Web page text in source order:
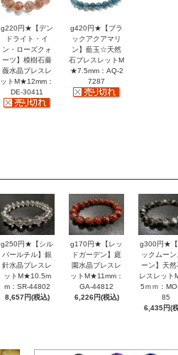
g220円★【デン
ドライト・イ
ン・ローズクォ
ーツ】模樹石薔
薇水晶ブレスレ
ットM★12mm：
DE-30411
g420円★【ブラ
ックアクアマリ
ン】藍玉☆天然
石ブレスレットM
★7.5mm：AQ-2
7287
g250円★【シル
バールチル】銀
針水晶ブレスレ
ットM★10.5m
m：SR-44802
8,657円(税込)
g170円★【レッ
ドガーデン】庭
園水晶ブレスレ
ットM★11mm：
GA-44812
6,226円(税込)
g300円★【
ックムーン
ーン】天然
レスレット
5ｍｍ：
85
6,435円(